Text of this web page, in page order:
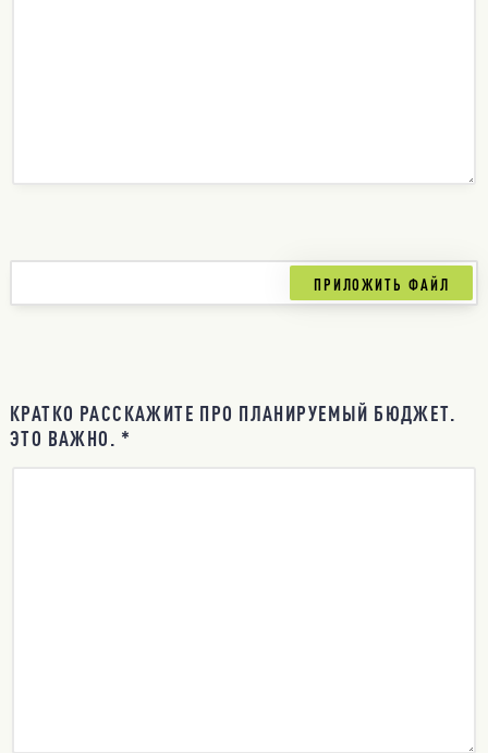
КРАТКО РАССКАЖИТЕ ПРО ПЛАНИРУЕМЫЙ БЮДЖЕТ.
ЭТО ВАЖНО. *